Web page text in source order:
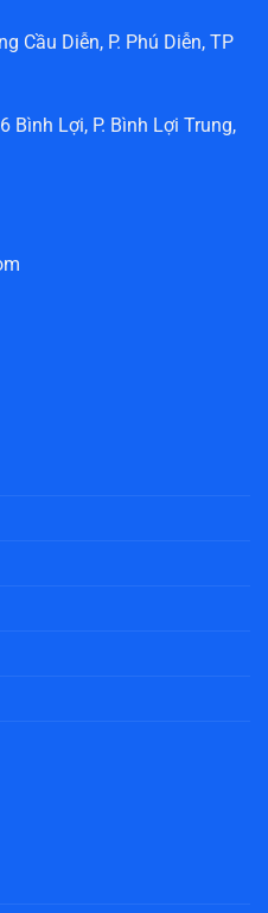
Cầu Diễn, P. Phú Diễn, TP
Bình Lợi, P. Bình Lợi Trung,